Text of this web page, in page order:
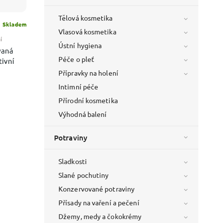
Tělová kosmetika
Vlasová kosmetika
Ústní hygiena
Péče o pleť
Přípravky na holení
Intimní péče
Přírodní kosmetika
Výhodná balení
Potraviny
Sladkosti
Slané pochutiny
Konzervované potraviny
Přísady na vaření a pečení
Džemy, medy a čokokrémy
Skladem